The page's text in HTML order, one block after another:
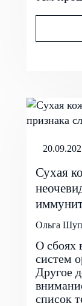
Сухая
Ольга
О сбоях
систем
Другое
список